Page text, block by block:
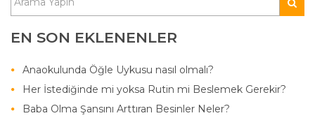
EN SON EKLENENLER
Anaokulunda Öğle Uykusu nasıl olmalı?
Her İstediğinde mi yoksa Rutin mi Beslemek Gerekir?
Baba Olma Şansını Arttıran Besinler Neler?